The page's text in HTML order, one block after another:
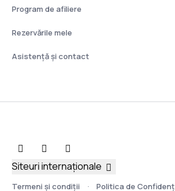
Program de afiliere
Rezervările mele
Asistenţă şi contact
Termeni şi condiţii Politica de
Siteuri internaționale